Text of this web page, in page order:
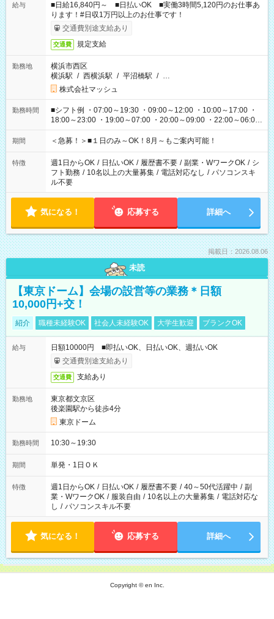
給与
■日給16,840円～ ■日払いOK ■実働3時間5,120円のお仕事あ
ります！#日収1万円以上のお仕事です！
交通費別途支給あり
交通費 規定支給
勤務地
横浜市西区
横浜駅 / 西横浜駅 / 平沼橋駅 / …
株式会社マッシュ
勤務時間
■シフト例 ・07:00～19:30 ・09:00～12:00 ・10:00～17:00 ・
18:00～23:00 ・19:00～07:00 ・20:00～09:00 ・22:00～06:00
etc ★最短で3時間で5,120円のお仕事から 15時間で2万円近く稼
げるお仕事も！ ご希望のお時間に合わせてご紹介！ ※シフトは
ください！
期間 ＜急募！＞■１日のみ～OK！8月～もご案内可能！
特徴 週1日からOK / 日払いOK / 履歴書不要 / 副業・WワークOK / シ
フト勤務 / 10名以上の大量募集 / 電話対応なし / パソコンスキ
ル不要
気になる！ 応募する 詳細へ
掲載日：2026.08.06
未読
【東京ドーム】会場の設営等の業務＊日額
10,000円+交！
紹介 職種未経験OK 社会人未経験OK 大学生歓迎 ブランクOK
給与
日額10000円 ■即払いOK、日払いOK、週払いOK
交通費別途支給あり
交通費 支給あり
勤務地
東京都文京区
後楽園駅から徒歩4分
東京ドーム
勤務時間 10:30～19:30
期間 単発・1日ＯＫ
特徴 週1日からOK / 日払いOK / 履歴書不要 / 40～50代活躍中 / 副
業・WワークOK / 服装自由 / 10名以上の大量募集 / 電話対応な
し / パソコンスキル不要
気になる！ 応募する 詳細へ
Copyright © en Inc.